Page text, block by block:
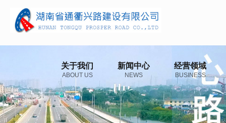
关于我们
ABOUT US
新闻中心
NEWS
经营领域
BUSINESS